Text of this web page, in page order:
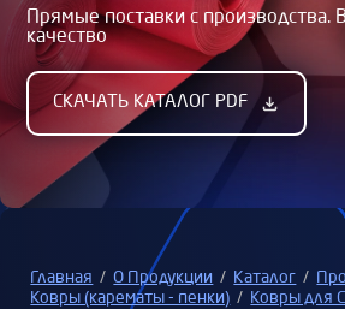
Прямые поставки с производства.
качество
СКАЧАТЬ КАТАЛОГ PDF
Главная / О Продукции / Каталог /
Ковры (карематы - пенки) / Ковры для